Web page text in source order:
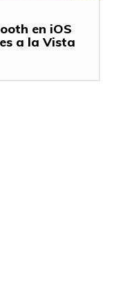
en iOS
a la Vista